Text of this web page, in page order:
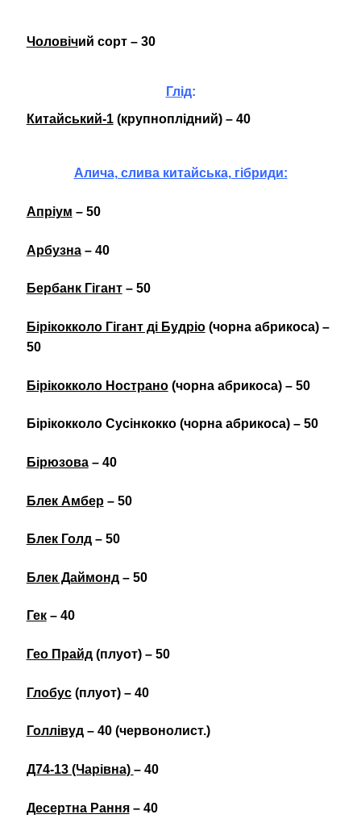
Чоловічий сорт – 30
Глід:
Китайський-1(крупноплідний) – 40
Алича, слива китайська, гібриди:
Апріум – 50
Арбузна– 40
Бербанк Гігант– 50
Бірікокколо Гігант ді Будріо (чорна абрикоса) –
50
Бірікокколо Нострано(чорна абрикоса) – 50
Бірікокколо Сусінкокко (чорна абрикоса) – 50
Бірюзова– 40
Блек Амбер– 50
Блек Голд– 50
Блек Даймонд– 50
Гек– 40
Гео Прайд(плуот) – 50
Глобус(плуот) – 40
Голлівуд– 40 (червонолист.)
Д74-13 (Чарівна) – 40
Десертна Рання– 40